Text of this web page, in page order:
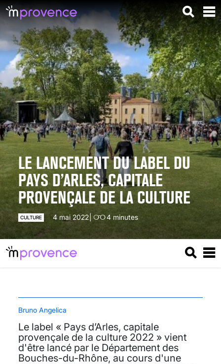
LE LANCEMENT DU LABEL DU
PAYS D’ARLES, CAPITALE
PROVENÇALE DE LA CULTURE
CULTURE 4 mai 2022 4 minutes
Le label « Pays d’Arles, capitale
provençale de la culture 2022 » vient
d'être lancé par le Département des
Bouches-du-Rhône, au cours d'une
Bruno Angelica